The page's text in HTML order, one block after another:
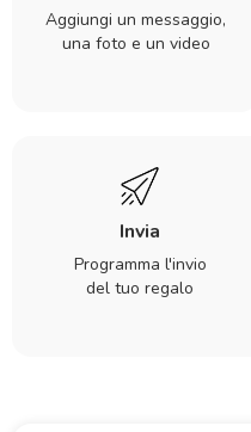
Aggiungi un messaggio,
una foto e un video
Invia
Programma l'invio
del tuo regalo